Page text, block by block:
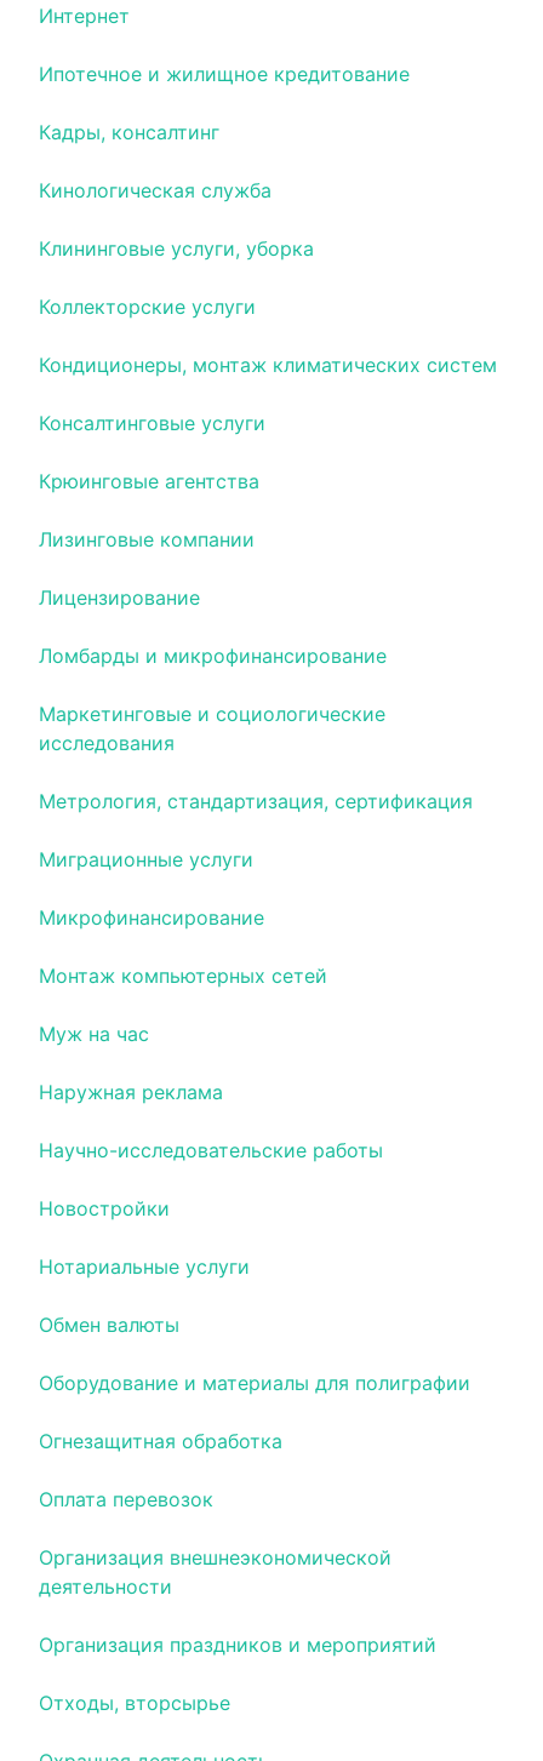
Интернет
Ипотечное и жилищное кредитование
Кадры, консалтинг
Кинологическая служба
Клининговые услуги, уборка
Коллекторские услуги
Кондиционеры, монтаж климатических систем
Консалтинговые услуги
Крюинговые агентства
Лизинговые компании
Лицензирование
Ломбарды и микрофинансирование
Маркетинговые и социологические
исследования
Метрология, стандартизация, сертификация
Миграционные услуги
Микрофинансирование
Монтаж компьютерных сетей
Муж на час
Наружная реклама
Научно-исследовательские работы
Новостройки
Нотариальные услуги
Обмен валюты
Оборудование и материалы для полиграфии
Огнезащитная обработка
Оплата перевозок
Организация внешнеэкономической
деятельности
Организация праздников и мероприятий
Отходы, вторсырье